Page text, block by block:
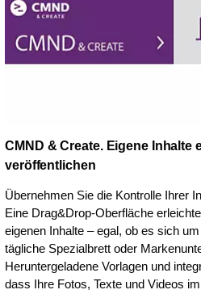
CMND & Create. Eigene Inhalte
veröffentlichen
Übernehmen Sie die Kontrolle Ihrer
Eine Drag&Drop-Oberfläche
eigenen Inhalte – egal, ob es sich
tägliche Spezialbrett oder
Heruntergeladene Vorlagen und
dass Ihre Fotos, Texte und Videos